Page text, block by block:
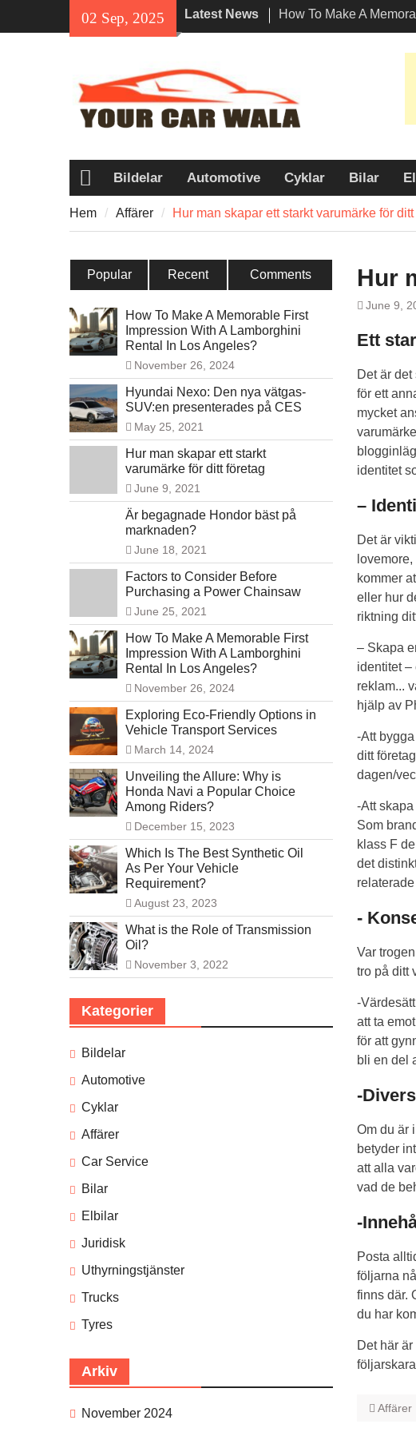
02 Sep, 2025 Latest News
How To Make A
Impression With A
Rental In Los Angeles?
Vehicle Transport
Unveiling the Allure:
Navi a Popular Choice
HemBildelar Automotive Cyklar Bilar
Hem Affärer Hur man skapar ett starkt varumärke för
Hur
June 9,
Ett
Det är
för ett
mycket
identitet
–
Det är
kommer
eller hur
riktning
– Skapa
identitet –
reklam...
hjälp av
-Att
ditt
dagen/
-Att
Som
klass F
det
-
Var
tro på ditt
-
att ta
för att
bli en del
-
Om du är
betyder
att alla
vad de
-
Posta
följarna
finns där.
du har
Det här
Affärer
Popular Recent Comments
How To Make A Memorable First
Impression With A Lamborghini
Rental In Los Angeles?
November 26, 2024
Hyundai Nexo: Den nya vätgas-
SUV:en presenterades på CES
May 25, 2021
Hur man skapar ett starkt
varumärke för ditt företag
June 9, 2021
Är begagnade Hondor bäst på
marknaden?
June 18, 2021
Factors to Consider Before
Purchasing a Power Chainsaw
June 25, 2021
How To Make A Memorable First
Impression With A Lamborghini
Rental In Los Angeles?
November 26, 2024
Exploring Eco-Friendly Options in
Vehicle Transport Services
March 14, 2024
Unveiling the Allure: Why is
Honda Navi a Popular Choice
Among Riders?
December 15, 2023
Which Is The Best Synthetic Oil
As Per Your Vehicle
Requirement?
August 23, 2023
What is the Role of Transmission
Oil?
November 3, 2022
Kategorier
Bildelar
Automotive
Cyklar
Affärer
Car Service
Bilar
Elbilar
Juridisk
Uthyrningstjänster
Trucks
Tyres
Arkiv
November 2024